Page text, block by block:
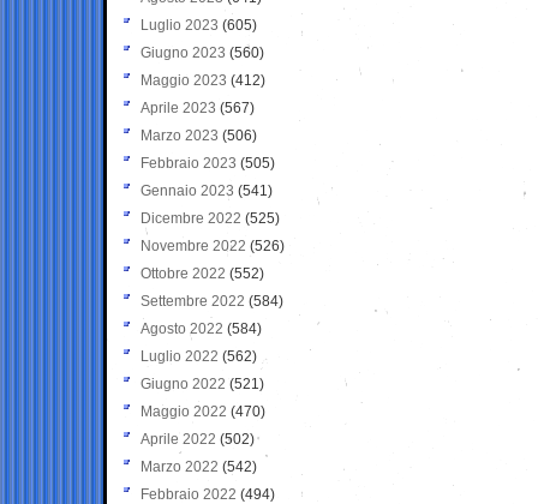
Luglio 2023 (605)
Giugno 2023 (560)
Maggio 2023 (412)
Aprile 2023 (567)
Marzo 2023 (506)
Febbraio 2023 (505)
Gennaio 2023 (541)
Dicembre 2022 (525)
Novembre 2022 (526)
Ottobre 2022 (552)
Settembre 2022 (584)
Agosto 2022 (584)
Luglio 2022 (562)
Giugno 2022 (521)
Maggio 2022 (470)
Aprile 2022 (502)
Marzo 2022 (542)
Febbraio 2022 (494)